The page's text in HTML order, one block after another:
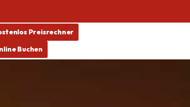
Preisrechner
Buchen